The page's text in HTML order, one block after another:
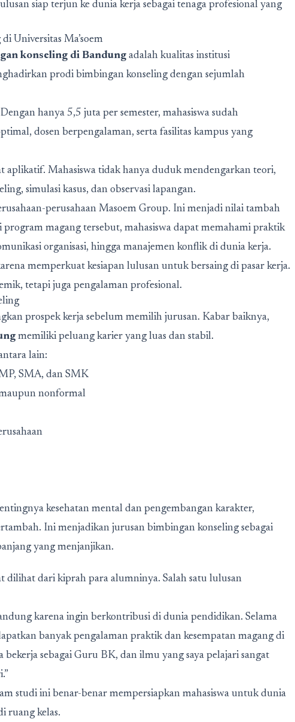
siap terjun ke dunia kerja sebagai tenaga profesional yang
Universitas Ma’soem
konseling di Bandung adalah kualitas institusi
prodi bimbingan konseling dengan sejumlah
hanya 5,5 juta per semester, mahasiswa sudah
dosen berpengalaman, serta fasilitas kampus yang
aplikatif. Mahasiswa tidak hanya duduk mendengarkan teori,
simulasi kasus, dan observasi lapangan.
perusahaan Masoem Group. Ini menjadi nilai tambah
magang tersebut, mahasiswa dapat memahami praktik
organisasi, hingga manajemen konflik di dunia kerja.
memperkuat kesiapan lulusan untuk bersaing di pasar kerja.
tetapi juga pengalaman profesional.
prospek kerja sebelum memilih jurusan. Kabar baiknya,
memiliki peluang karier yang luas dan stabil.
lain:
SMA, dan SMK
nonformal
kesehatan mental dan pengembangan karakter,
Ini menjadikan jurusan bimbingan konseling sebagai
yang menjanjikan.
dilihat dari kiprah para alumninya. Salah satu lulusan
karena ingin berkontribusi di dunia pendidikan. Selama
banyak pengalaman praktik dan kesempatan magang di
bekerja sebagai Guru BK, dan ilmu yang saya pelajari sangat
studi ini benar-benar mempersiapkan mahasiswa untuk dunia
ruang kelas.